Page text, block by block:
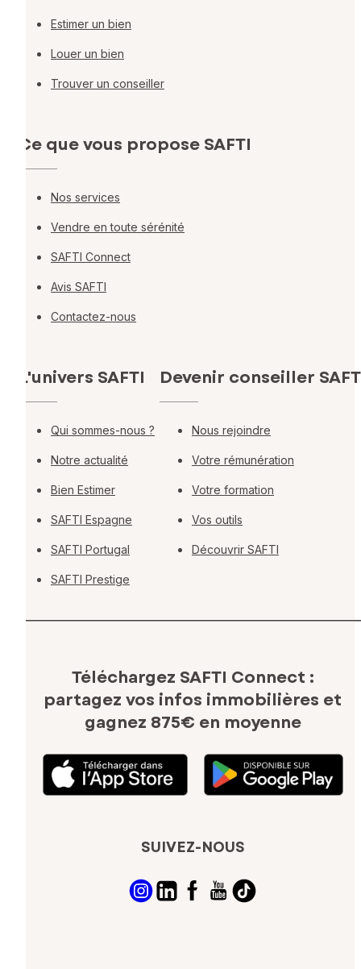
Estimer un bien
Louer un bien
Trouver un conseiller
Ce que vous propose SAFTI
Nos services
Vendre en toute sérénité
SAFTI Connect
Avis SAFTI
Contactez-nous
L'univers SAFTI
Qui sommes-nous ?
Notre actualité
Bien Estimer
SAFTI Espagne
SAFTI Portugal
SAFTI Prestige
Devenir conseiller
Nous rejoindre
Votre rémunération
Votre formation
Vos outils
Découvrir SAFTI
Téléchargez SAFTI Connect :
partagez vos infos immobilières et
gagnez 875€ en moyenne
SUIVEZ-NOUS